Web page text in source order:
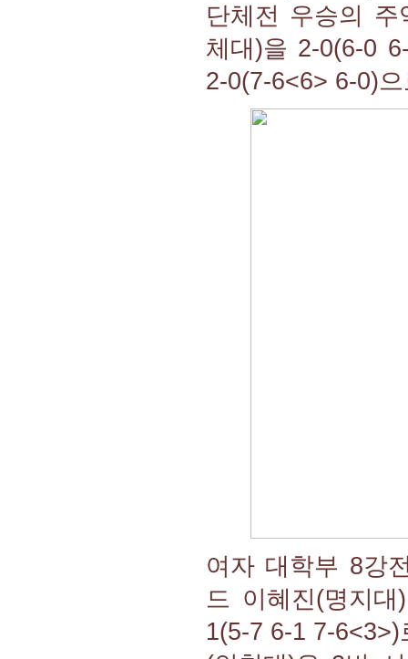
단체전 우승의
체대)을 2-0(6-0
2-0(7-6<6> 6-0)
여자 대학부 8강
드 이혜진(명지
1(5-7 6-1 7-